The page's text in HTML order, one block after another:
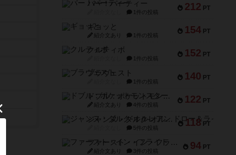
212 PT
バー！パーティー
1件の投稿
154 PT
ギョッと
紹介文あり 1件の投稿
152 PT
クルティボ
1件の投稿
140 PT
ブラヴェスト
1件の投稿
122 PT
ドブル：ポケットモンスター
紹介文あり 4件の投稿
118 PT
ジャンヌ・ダルク-オルレアン ドロー＆ライト
5件の投稿
94 PT
ファースト・イン・フライト
紹介文あり 3件の投稿